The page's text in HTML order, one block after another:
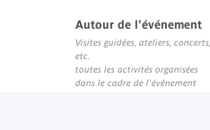
Autour de l'événement
Visites guidées, ateliers, concerts,
etc.
toutes les activités organisées
dans le cadre de l'événement